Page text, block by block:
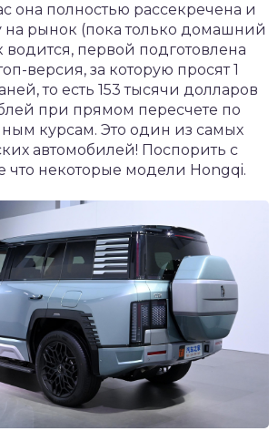
она полностью рассекречена и
на рынок (пока только домашний
водится, первой подготовлена
версия, за которую просят 1
то есть 153 тысячи долларов
при прямом пересчете по
курсам. Это один из самых
автомобилей! Поспорить с
что некоторые модели Hongqi.